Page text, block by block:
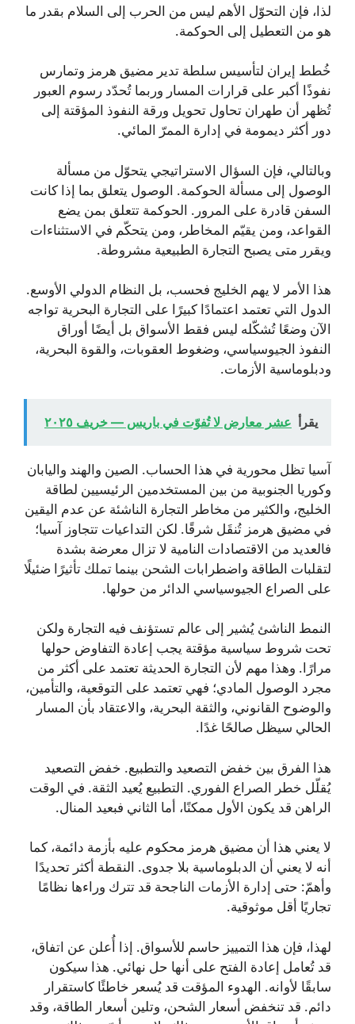
لذا، فإن التحوّل الأهم ليس من الحرب إلى السلام بقدر ما
هو من التعطيل إلى الحوكمة.
خُطط إيران لتأسيس سلطة تدير مضيق هرمز وتمارس
نفوذًا أكبر على قرارات المسار وربما تُحدّد رسوم العبور
تُظهر أن طهران تحاول تحويل ورقة النفوذ المؤقتة إلى
دور أكثر ديمومة في إدارة الممرّ المائي.
وبالتالي، فإن السؤال الاستراتيجي يتحوّل من مسألة
الوصول إلى مسألة الحوكمة. الوصول يتعلق بما إذا كانت
السفن قادرة على المرور. الحوكمة تتعلق بمن يضع
القواعد، ومن يقيّم المخاطر، ومن يتحكّم في الاستثناءات
ويقرر متى يصبح التجارة الطبيعية مشروطة.
هذا الأمر لا يهم الخليج فحسب، بل النظام الدولي الأوسع.
الدول التي تعتمد اعتمادًا كبيرًا على التجارة البحرية تواجه
الآن وضعًا تُشكّله ليس فقط الأسواق بل أيضًا أوراق
النفوذ الجيوسياسي، وضغوط العقوبات، والقوة البحرية،
ودبلوماسية الأزمات.
يقرأ عشر معارض لا تُفوّت في باريس — خريف ٢٠٢٥
آسيا تظل محورية في هذا الحساب. الصين والهند واليابان
وكوريا الجنوبية من بين المستخدمين الرئيسيين لطاقة
الخليج، والكثير من مخاطر التجارة الناشئة عن عدم اليقين
في مضيق هرمز تُنقَل شرقًا. لكن التداعيات تتجاوز آسيا؛
فالعديد من الاقتصادات النامية لا تزال معرضة بشدة
لتقلبات الطاقة واضطرابات الشحن بينما تملك تأثيرًا ضئيلًا
على الصراع الجيوسياسي الدائر من حولها.
النمط الناشئ يُشير إلى عالم تستؤنف فيه التجارة ولكن
تحت شروط سياسية مؤقتة يجب إعادة التفاوض حولها
مرارًا. وهذا مهم لأن التجارة الحديثة تعتمد على أكثر من
مجرد الوصول المادي؛ فهي تعتمد على التوقعية، والتأمين،
والوضوح القانوني، والثقة البحرية، والاعتقاد بأن المسار
الحالي سيظل صالحًا غدًا.
هذا الفرق بين خفض التصعيد والتطبيع. خفض التصعيد
يُقلّل خطر الصراع الفوري. التطبيع يُعيد الثقة. في الوقت
الراهن قد يكون الأول ممكنًا، أما الثاني فبعيد المنال.
لا يعني هذا أن مضيق هرمز محكوم عليه بأزمة دائمة، كما
أنه لا يعني أن الدبلوماسية بلا جدوى. النقطة أكثر تحديدًا
وأهمّ: حتى إدارة الأزمات الناجحة قد تترك وراءها نظامًا
تجاريًا أقل موثوقية.
لهذا، فإن هذا التمييز حاسم للأسواق. إذا أُعلن عن اتفاق،
قد تُعامل إعادة الفتح على أنها حل نهائي. هذا سيكون
سابقًا لأوانه. الهدوء المؤقت قد يُسعر خاطئًا كاستقرار
دائم. قد تنخفض أسعار الشحن، وتلين أسعار الطاقة، وقد